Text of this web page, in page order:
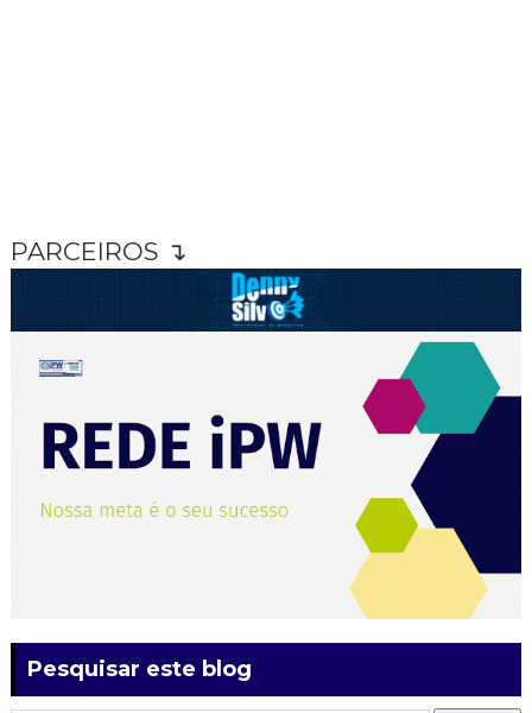
PARCEIROS ↴
Pesquisar este blog